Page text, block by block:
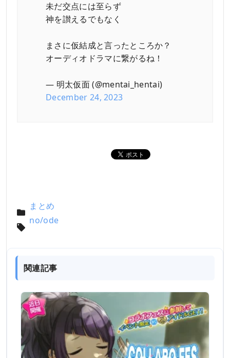
未だ交点には至らず
神を讃えるでもなく
まさに仮結成と言ったところか？
オーディオドラマに繋がるね！
— 明太仮面 (@mentai_hentai)
December 24, 2023
まとめ
no/ode
関連記事